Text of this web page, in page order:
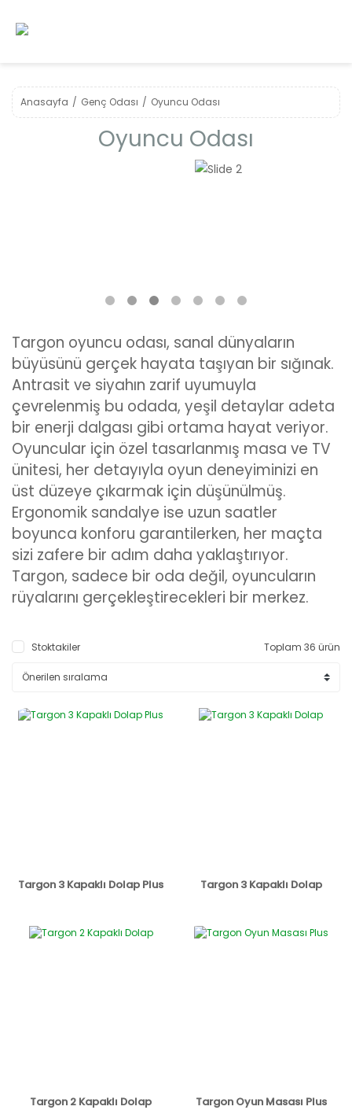
Anasayfa Genç Odası Oyuncu Odası
Oyuncu Odası
Targon oyuncu odası, sanal dünyaların
büyüsünü gerçek hayata taşıyan bir sığınak.
Antrasit ve siyahın zarif uyumuyla
çevrelenmiş bu odada, yeşil detaylar adeta
bir enerji dalgası gibi ortama hayat veriyor.
Oyuncular için özel tasarlanmış masa ve TV
ünitesi, her detayıyla oyun deneyiminizi en
üst düzeye çıkarmak için düşünülmüş.
Ergonomik sandalye ise uzun saatler
boyunca konforu garantilerken, her maçta
sizi zafere bir adım daha yaklaştırıyor.
Targon, sadece bir oda değil, oyuncuların
rüyalarını gerçekleştirecekleri bir merkez.
Stoktakiler Toplam 36 ürün
Targon 3 Kapaklı Dolap Plus Targon 3 Kapaklı Dolap
Targon 2 Kapaklı Dolap Targon Oyun Masası Plus